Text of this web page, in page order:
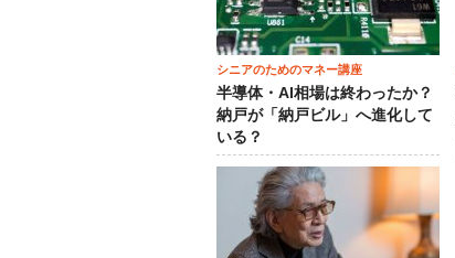
シニアのためのマネー講座
半導体・AI相場は終わったか？
納戸が「納戸ビル」へ進化して
いる？